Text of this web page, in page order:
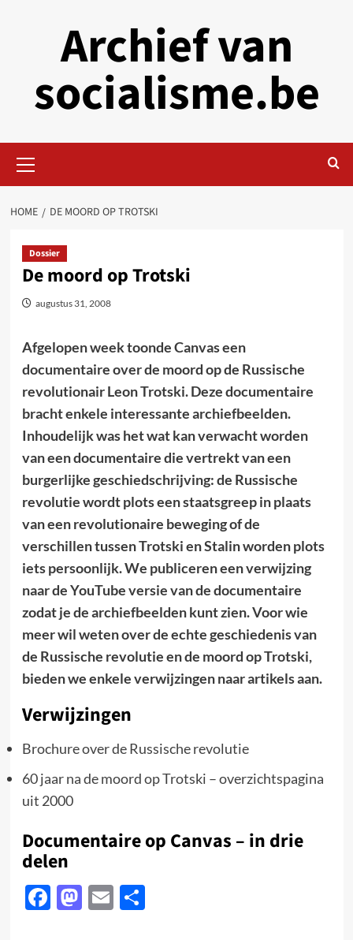
Archief van
socialisme.be
Menu
HOME DE MOORD OP TROTSKI
Dossier
De moord op Trotski
augustus 31, 2008
Afgelopen week toonde Canvas een
documentaire over de moord op de Russische
revolutionair Leon Trotski. Deze documentaire
bracht enkele interessante archiefbeelden.
Inhoudelijk was het wat kan verwacht worden
van een documentaire die vertrekt van een
burgerlijke geschiedschrijving: de Russische
revolutie wordt plots een staatsgreep in plaats
van een revolutionaire beweging of de
verschillen tussen Trotski en Stalin worden plots
iets persoonlijk. We publiceren een verwijzing
naar de YouTube versie van de documentaire
zodat je de archiefbeelden kunt zien. Voor wie
meer wil weten over de echte geschiedenis van
de Russische revolutie en de moord op Trotski,
bieden we enkele verwijzingen naar artikels aan.
Verwijzingen
Brochure over de Russische revolutie
60 jaar na de moord op Trotski – overzichtspagina
uit 2000
Documentaire op Canvas – in drie
delen
Facebook
Mastodon
EmailDelen